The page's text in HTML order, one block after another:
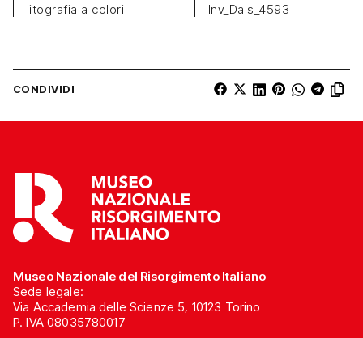
litografia a colori Inv_Dals_4593
CONDIVIDI
Museo Nazionale del Risorgimento Italiano
Sede legale:
Via Accademia delle Scienze 5, 10123 Torino
P. IVA 08035780017